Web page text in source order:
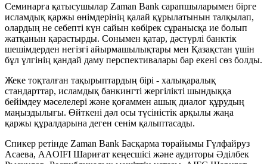
Семинарға қатысушылар Zaman Bank сарапшыларымен бірге
исламдық қаржы өнімдерінің қалай құрылатынын талқылап,
олардың не себепті күн сайын көбірек сұранысқа ие болып
жатқанын қарастырды. Сонымен қатар, дәстүрлі банктік
шешімдерден негізгі айырмашылықтары мен Қазақстан үшін
бұл үлгінің қандай даму перспективалары бар екені сөз болды.
Жеке тоқталған тақырыптардың бірі - халықаралық
стандарттар, исламдық банкингті жергілікті шындыққа
бейімдеу мәселелері және қоғаммен ашық диалог құрудың
маңыздылығы. Өйткені дәл осы түсіністік арқылы жаңа
қаржы құралдарына деген сенім қалыптасады.
Спикер ретінде Zaman Bank Басқарма төрайымы Гүлфайруз
Асаева, AAOIFI Шариғат кеңесшісі және аудиторы Әділбек